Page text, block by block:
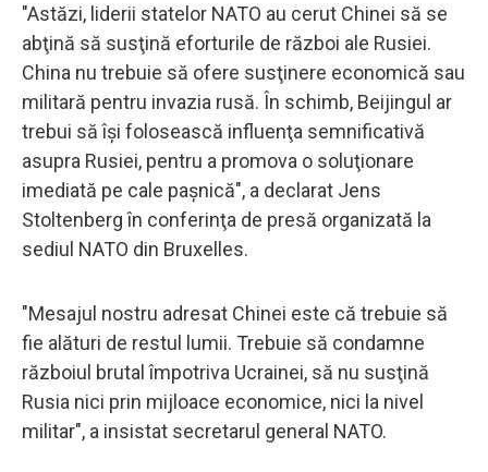
"Astăzi, liderii statelor NATO au cerut Chinei să se
abţină să susţină eforturile de război ale Rusiei.
China nu trebuie să ofere susţinere economică sau
militară pentru invazia rusă. În schimb, Beijingul ar
trebui să îşi folosească influenţa semnificativă
asupra Rusiei, pentru a promova o soluţionare
imediată pe cale paşnică", a declarat Jens
Stoltenberg în conferinţa de presă organizată la
sediul NATO din Bruxelles.
"Mesajul nostru adresat Chinei este că trebuie să
fie alături de restul lumii. Trebuie să condamne
războiul brutal împotriva Ucrainei, să nu susţină
Rusia nici prin mijloace economice, nici la nivel
militar", a insistat secretarul general NATO.